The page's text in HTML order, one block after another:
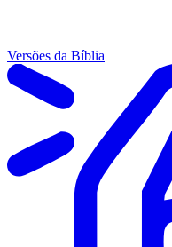
Versões da Bíblia